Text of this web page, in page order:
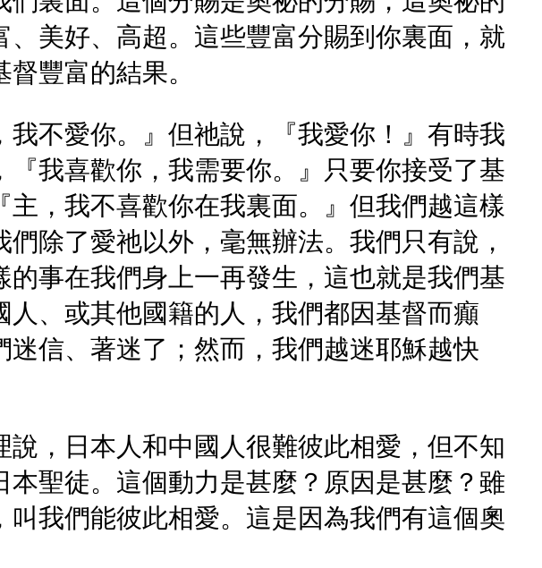
美好、高超。這些豐富分賜到你裏面，就
豐富的結果。
不愛你。』但祂說，『我愛你！』有時我
我喜歡你，我需要你。』只要你接受了基
，我不喜歡你在我裏面。』但我們越這樣
除了愛祂以外，毫無辦法。我們只有說，
的事在我們身上一再發生，這也就是我們基
、或其他國籍的人，我們都因基督而癲
信、著迷了；然而，我們越迷耶穌越快
，日本人和中國人很難彼此相愛，但不知
聖徒。這個動力是甚麼？原因是甚麼？雖
我們能彼此相愛。這是因為我們有這個奧